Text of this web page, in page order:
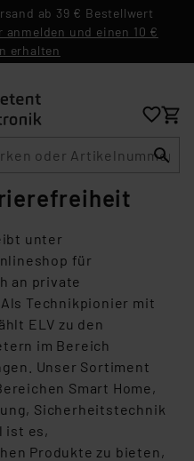
ab 39 € Bestellwert
und einen 10 €
erhalten
unter
für
an private
Technikpionier mit
ELV zu den
im Bereich
Unser Sortiment
Smart Home,
Sicherheitstechnik
ist es,
Produkte zu bieten,